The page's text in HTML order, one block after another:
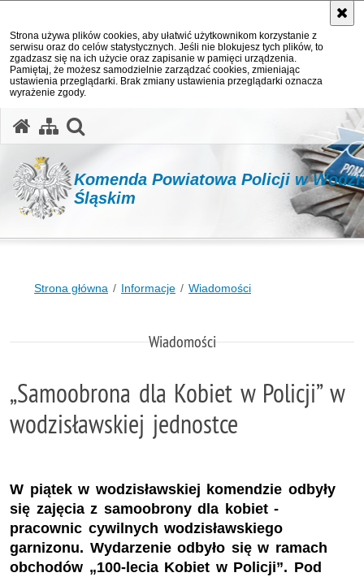
Strona używa plików cookies, aby ułatwić użytkownikom korzystanie z
serwisu oraz do celów statystycznych. Jeśli nie blokujesz tych plików, to
zgadzasz się na ich użycie oraz zapisanie w pamięci urządzenia.
Pamiętaj, że możesz samodzielnie zarządzać cookies, zmieniając
ustawienia przeglądarki. Brak zmiany ustawienia przeglądarki oznacza
wyrażenie zgody.
Komenda Powiatowa Policji w
Śląskim
Strona główna Informacje Wiadomości
Wiadomości
„Samoobrona dla Kobiet w Policji” w
wodzisławskiej jednostce
W piątek w wodzisławskiej komendzie odbyły
się zajęcia z samoobrony dla kobiet -
pracownic cywilnych wodzisławskiego
garnizonu. Wydarzenie odbyło się w ramach
obchodów „100-lecia Kobiet w Policji”. Pod